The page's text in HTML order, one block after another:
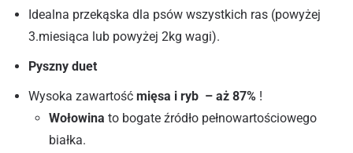
Idealna przekąska dla psów wszystkich ras (powyżej
3.miesiąca lub powyżej 2kg wagi).
Pyszny duet
Wysoka zawartość mięsa i ryb – aż 87% !
Wołowina to bogate źródło pełnowartościowego
białka.